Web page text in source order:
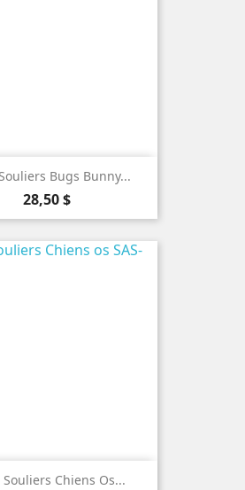
Bugs Bunny...
Prix
28,50 $
Souliers Chiens Os...